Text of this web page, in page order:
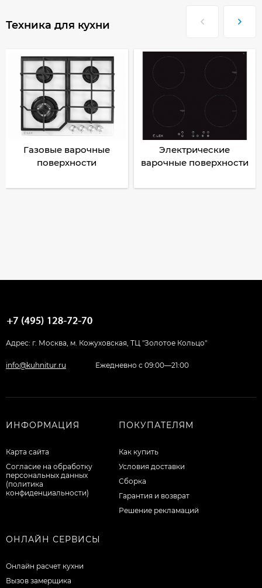
Техника для кухни
Газовые варочные
поверхности
Электрические
варочные поверхности
Адрес: г. Москва, м. Кожуховская, ТЦ "Золотое Кольцо"
info@kuhnitur.ru Ежедневно с 09:00—21:00
ИНФОРМАЦИЯ
Карта сайта
Согласие на обработку
персональных данных
(политика
конфиденциальности)
ПОКУПАТЕЛЯМ
Как купить
Условия доставки
Сборка
Гарантия и возврат
Решение рекламаций
ОНЛАЙН СЕРВИСЫ
Онлайн расчет кухни
Вызов замерщика